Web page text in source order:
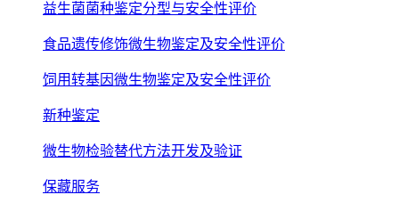
益生菌菌种鉴定分型与安全性评价
食品遗传修饰微生物鉴定及安全性评价
饲用转基因微生物鉴定及安全性评价
新种鉴定
微生物检验替代方法开发及验证
保藏服务